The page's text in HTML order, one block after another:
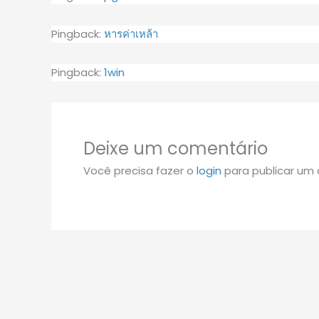
Pingback: หารค่าเหล้า
Pingback: 1win
Deixe um comentário
Você precisa fazer o login para publicar um